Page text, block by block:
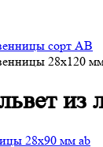
сорт АВ
28x120